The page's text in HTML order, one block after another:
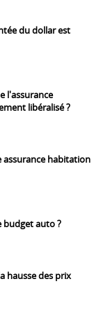
du dollar est
l'assurance
libéralisé ?
assurance habitation
budget auto ?
hausse des prix